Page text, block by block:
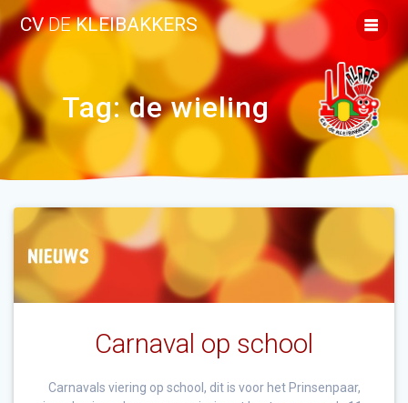
Ga
naar
inhoud
CVDEKLEIBAKKERS
Tag:de wieling
Carnaval op school
Carnavals viering op school, dit is voor het Prinsenpaar,